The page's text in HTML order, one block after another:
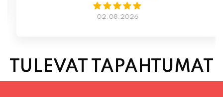
02.08.2026
TULEVAT TAPAHTUMAT